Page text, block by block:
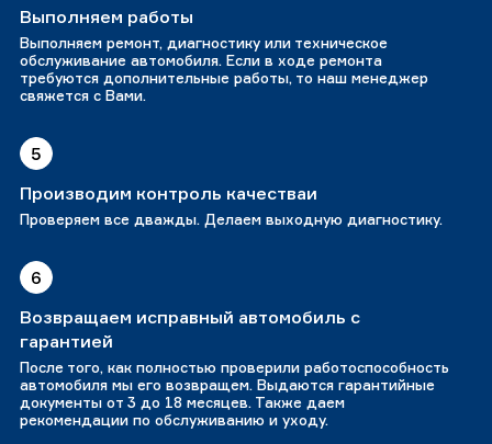
Выполняем работы
Выполняем ремонт, диагностику или техническое
обслуживание автомобиля. Если в ходе ремонта
требуются дополнительные работы, то наш менеджер
свяжется с Вами.
5
Производим контроль качестваи
Проверяем все дважды. Делаем выходную диагностику.
6
Возвращаем исправный автомобиль с
гарантией
После того, как полностью проверили работоспособность
автомобиля мы его возвращем. Выдаются гарантийные
документы от 3 до 18 месяцев. Также даем
рекомендации по обслуживанию и уходу.